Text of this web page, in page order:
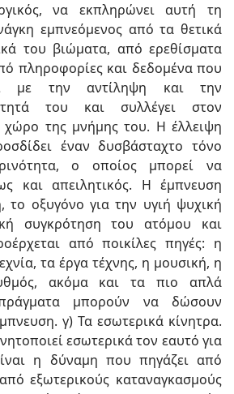
να εκπληρώνει αυτή τη
εμπνεόμενος από τα θετικά
του βιώματα, από ερεθίσματα
πληροφορίες και δεδομένα που
με την αντίληψη και την
του και συλλέγει στον
χώρο της μνήμης του. Η έλλειψη
έναν δυσβάσταχτο τόνο
ο οποίος μπορεί να
και απειλητικός. Η έμπνευση
το οξυγόνο για την υγιή ψυχική
συγκρότηση του ατόμου και
από ποικίλες πηγές: η
τα έργα τέχνης, η μουσική, η
ακόμα και τα πιο απλά
μπορούν να δώσουν
γ) Τα εσωτερικά κίνητρα.
εσωτερικά τον εαυτό για
η δύναμη που πηγάζει από
εξωτερικούς καταναγκασμούς